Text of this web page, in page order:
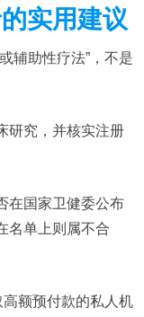
实用建议
辅助性疗法”，不是
研究，并核实注册
在国家卫健委公布
名单上则属不合
高额预付款的私人机